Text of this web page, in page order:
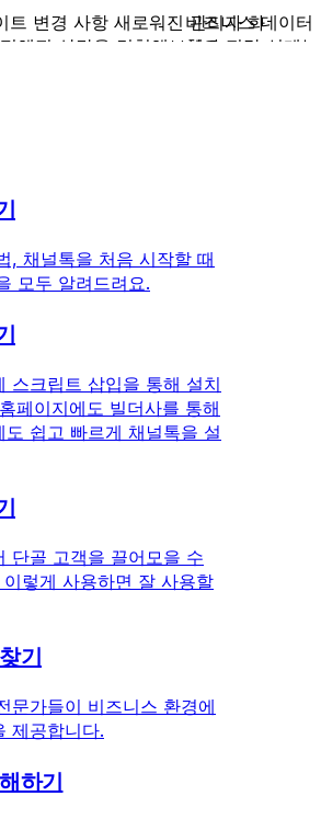
트 변경 사항 새로워진 관리자 화
해진 상담을 경험해보세요.
비즈니스 데이터
찾아 전략 설계
, 채널톡을 처음 시작할 때
모두 알려드려요.
스크립트 삽입을 통해 설치
페이지에도 빌더사를 통해
쉽고 빠르게 채널톡을 설
단골 고객을 끌어모을 수
렇게 사용하면 잘 사용할
기
문가들이 비즈니스 환경에
제공합니다.
하기